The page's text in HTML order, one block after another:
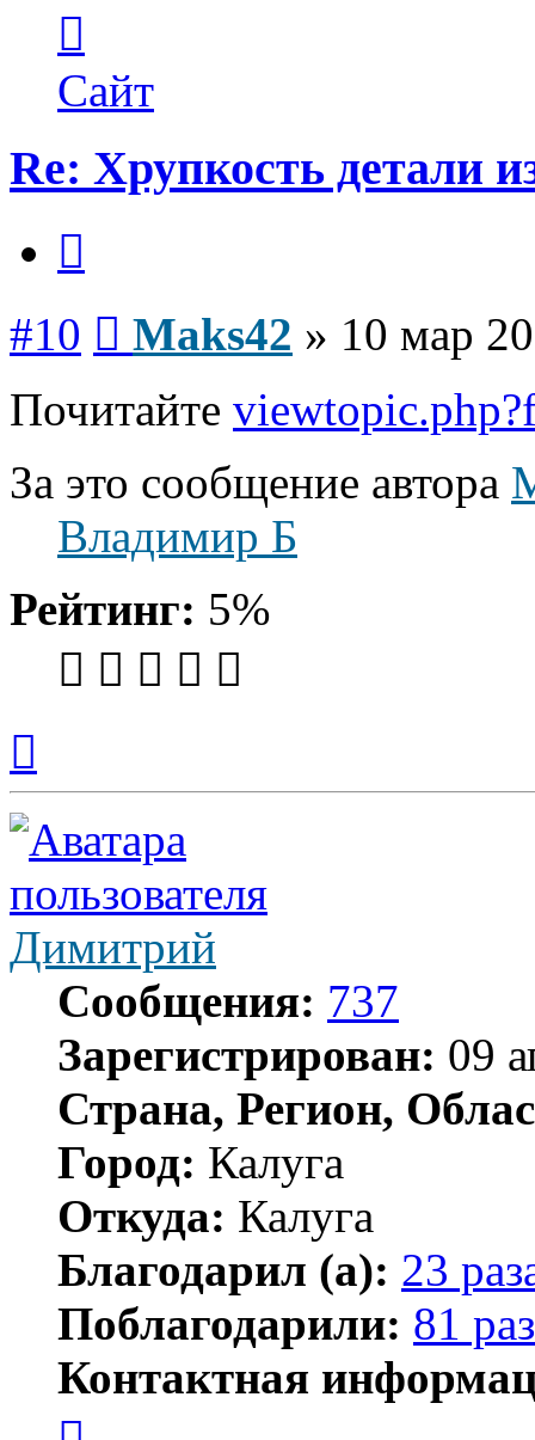
пользователя
Maks42
Сайт
Re: Хрупкость детали
#10 Maks42 » 10 мар
Почитайте
За это сообщение автора
Владимир Б
Рейтинг: 5%
началу
Димитрий
Сообщения: 737
Зарегистрирован: 09
Страна, Регион,
Город: Калуга
Откуда: Калуга
Благодарил (а): 23
Поблагодарили: 81 раз
Контактная